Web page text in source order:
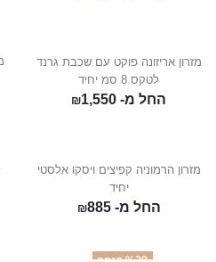
מזרון אריזונה פוקט עם שכבת גרנד
לטקס 8 סמ יחיד
החל מ- ₪1,550
מזרון הרמוניה קפיצים ויסקו אלסטי
יחיד
החל מ- ₪885